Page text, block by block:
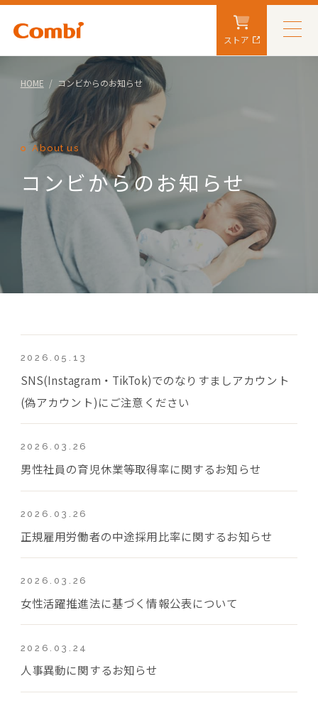
ストア
HOME コンビからのお知らせ
About us
コンビからのお知らせ
2026.05.13
SNS(Instagram・TikTok)でのなりすましアカウント
(偽アカウント)にご注意ください
2026.03.26
男性社員の育児休業等取得率に関するお知らせ
2026.03.26
正規雇用労働者の中途採用比率に関するお知らせ
2026.03.26
女性活躍推進法に基づく情報公表について
2026.03.24
人事異動に関するお知らせ